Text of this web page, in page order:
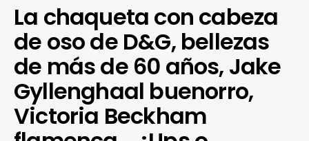
La chaqueta con cabeza
de oso de D&G, bellezas
de más de 60 años, Jake
Gyllenghaal buenorro,
Victoria Beckham